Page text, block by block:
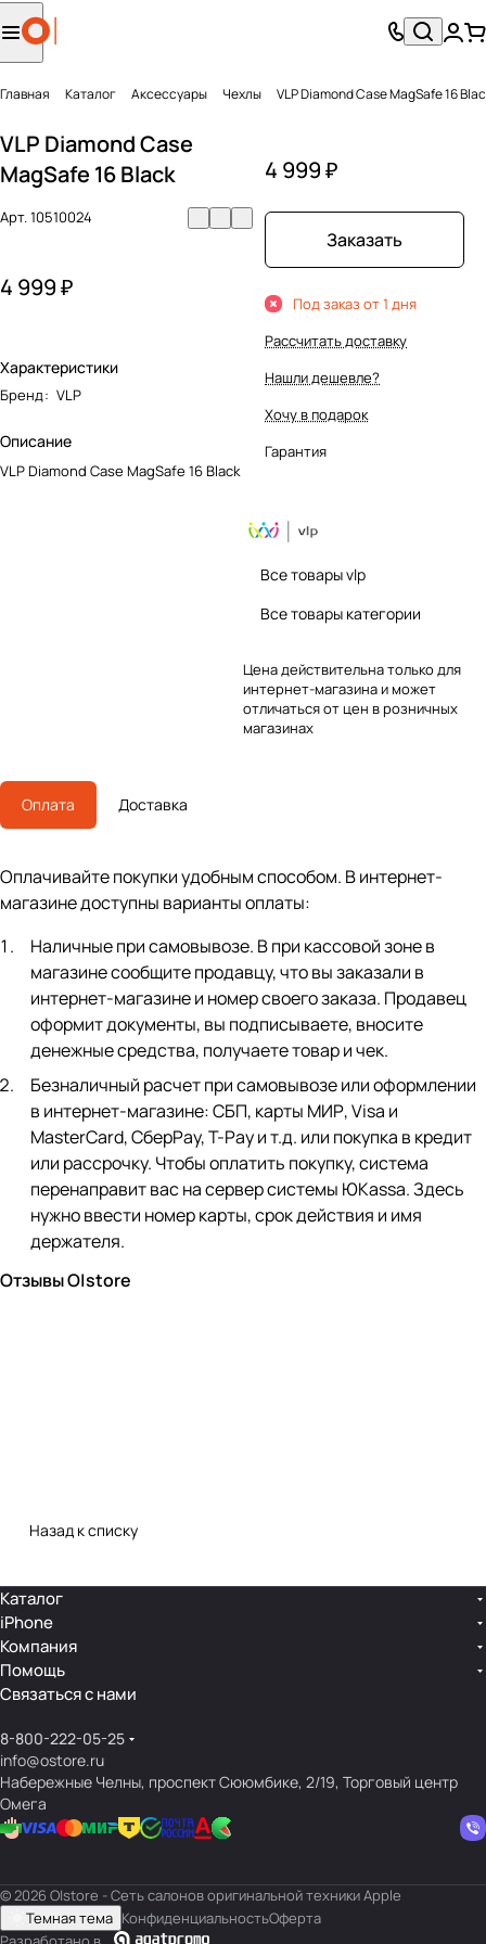
Главная Каталог Аксесcуары Чехлы VLP Diamond Case MagSafe 16
VLP Diamond Case
MagSafe 16 Black
Арт.10510024
4 999 ₽
Характеристики
Бренд: VLP
Описание
VLP Diamond Case MagSafe 16 Black
4 999 ₽
Заказать
Под заказ от 1 дня
Рассчитать доставку
Нашли дешевле?
Хочу в подарок
Гарантия
Все товары vlp
Все товары категории
Цена действительна только для
интернет-магазина и может
отличаться от цен в розничных
магазинах
Оплата Доставка
Оплачивайте покупки удобным способом. В интернет-
магазине доступны варианты оплаты:
Наличные при самовывозе. В при кассовой зоне в
магазине сообщите продавцу, что вы заказали в
интернет-магазине и номер своего заказа. Продавец
оформит документы, вы подписываете, вносите
денежные средства, получаете товар и чек.
Безналичный расчет при самовывозе или оформлении
в интернет-магазине: СБП, карты МИР, Visa и
MasterCard, СберPay, Т-Pay и т.д. или покупка в кредит
или рассрочку. Чтобы оплатить покупку, система
перенаправит вас на сервер системы ЮKassa. Здесь
нужно ввести номер карты, срок действия и имя
держателя.
Отзывы O|store
Назад к списку
Каталог
iPhone
Компания
Помощь
Связаться с нами
8-800-222-05-25
info@ostore.ru
Набережные Челны, проспект Сююмбике, 2/19, Торговый центр
Омега
© 2026 O|store - Сеть салонов оригинальной техники Apple
Темная тема КонфиденциальностьОферта